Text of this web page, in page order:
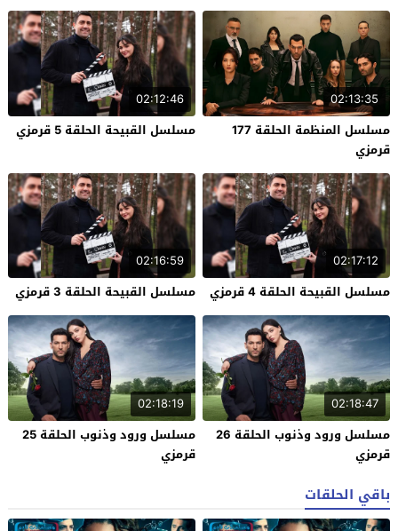
02:13:35
مسلسل المنظمة الحلقة 177
قرمزي
02:12:46
مسلسل القبيحة الحلقة 5 قرمزي
02:17:12
مسلسل القبيحة الحلقة 4 قرمزي
02:16:59
مسلسل القبيحة الحلقة 3 قرمزي
02:18:47
مسلسل ورود وذنوب الحلقة 26
قرمزي
02:18:19
مسلسل ورود وذنوب الحلقة 25
قرمزي
باقي الحلقات